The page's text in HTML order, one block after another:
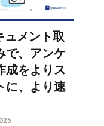
ュメント取
で、アンケ
成をよりス
に、より速